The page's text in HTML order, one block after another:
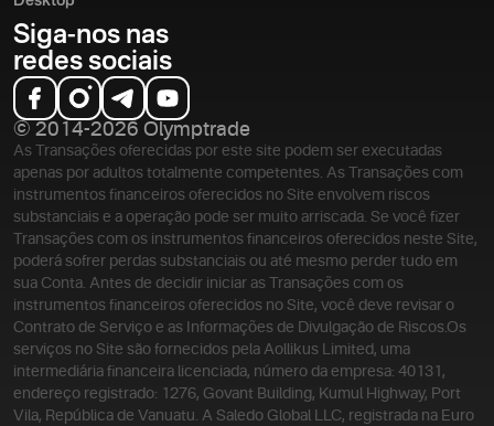
Siga-nos nas
redes sociais
© 2014-2026 Olymptrade
As Transações oferecidas por este site podem ser executadas
apenas por adultos totalmente competentes. As Transações com
instrumentos financeiros oferecidos no Site envolvem riscos
substanciais e a operação pode ser muito arriscada. Se você fizer
Transações com os instrumentos financeiros oferecidos neste Site,
poderá sofrer perdas substanciais ou até mesmo perder tudo em
sua Conta. Antes de decidir iniciar as Transações com os
instrumentos financeiros oferecidos no Site, você deve revisar o
Contrato de Serviço e as Informações de Divulgação de Riscos.Os
serviços no Site são fornecidos pela Aollikus Limited, uma
intermediária financeira licenciada, número da empresa: 40131,
endereço registrado: 1276, Govant Building, Kumul Highway, Port
Vila, República de Vanuatu. A Saledo Global LLC, registrada na Euro